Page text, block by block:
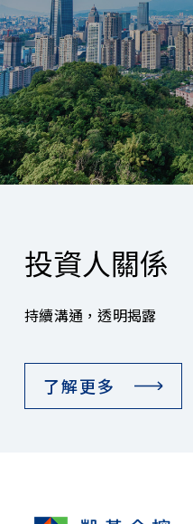
投資人關係
持續溝通，透明揭露
了解更多